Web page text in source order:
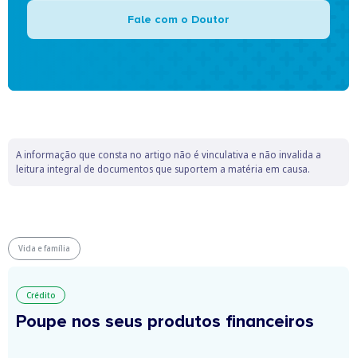
Fale com o Doutor
A informação que consta no artigo não é vinculativa e não invalida a
leitura integral de documentos que suportem a matéria em causa.
Vida e família
Crédito
Poupe nos seus produtos financeiros